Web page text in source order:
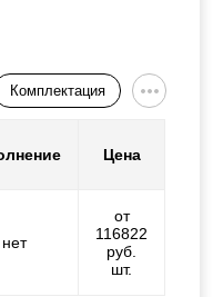
Комплектация
Цена
нет
от
116822
руб.
шт.